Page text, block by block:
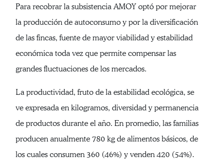
Para recobrar la subsistencia AMOY optó por mejorar
la producción de autoconsumo y por la diversificación
de las fincas, fuente de mayor viabilidad y estabilidad
económica toda vez que permite compensar las
grandes fluctuaciones de los mercados.
La productividad, fruto de la estabilidad ecológica, se
ve expresada en kilogramos, diversidad y permanencia
de productos durante el año. En promedio, las familias
producen anualmente 780 kg de alimentos básicos, de
los cuales consumen 360 (46%) y venden 420 (54%).